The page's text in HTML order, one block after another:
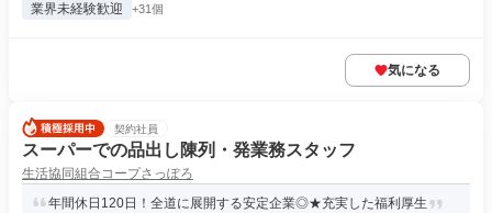
業界未経験歓迎 +31個
気になる
契約社員
スーパーでの品出し陳列・発業務スタッフ
生活協同組合コープさっぽろ
年間休日120日！全道に展開する安定企業◎★充実した福利厚生